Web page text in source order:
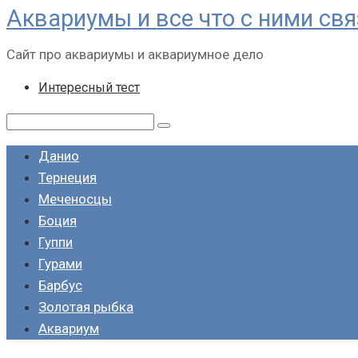
Перейти
контенту
Аквариумы и все что с ними
Сайт про аквариумы и аквариумное дело
Интересный тест
Данио
Тернеция
Меченосцы
Боция
Гуппи
Гурами
Барбус
Золотая рыбка
Аквариум